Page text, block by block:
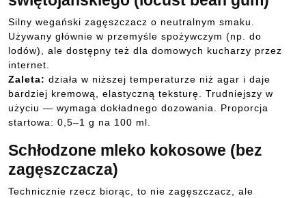
Silny wegański zagęszczacz o neutralnym smaku.
Używany głównie w przemyśle spożywczym (np. do
lodów), ale dostępny też dla domowych kucharzy przez
internet.
Zaleta: działa w niższej temperaturze niż agar i daje
bardziej kremową, elastyczną teksturę. Trudniejszy w
użyciu — wymaga dokładnego dozowania. Proporcja
startowa: 0,5–1 g na 100 ml.
Schłodzone mleko kokosowe (bez
zagęszczacza)
Technicznie rzecz biorąc, to nie zagęszczacz, ale